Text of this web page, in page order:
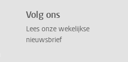
Volg ons
Lees onze wekelijkse
nieuwsbrief